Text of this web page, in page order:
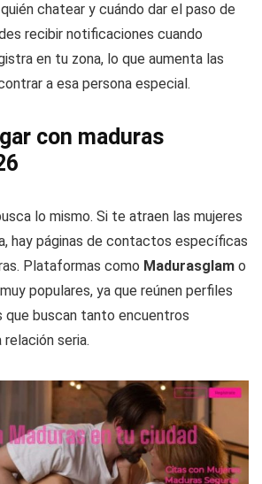
chatear y cuándo dar el paso de
recibir notificaciones cuando
en tu zona, lo que aumenta las
a esa persona especial.
con maduras
lo mismo. Si te atraen las mujeres
hay páginas de contactos específicas
Plataformas como Madurasglam o
populares, ya que reúnen perfiles
que buscan tanto encuentros
seria.